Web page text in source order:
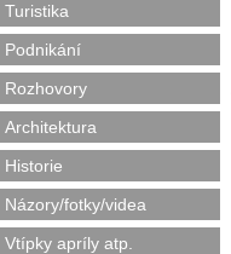
Turistika
Podnikání
Rozhovory
Architektura
Historie
Názory/fotky/videa
Vtípky apríly atp.